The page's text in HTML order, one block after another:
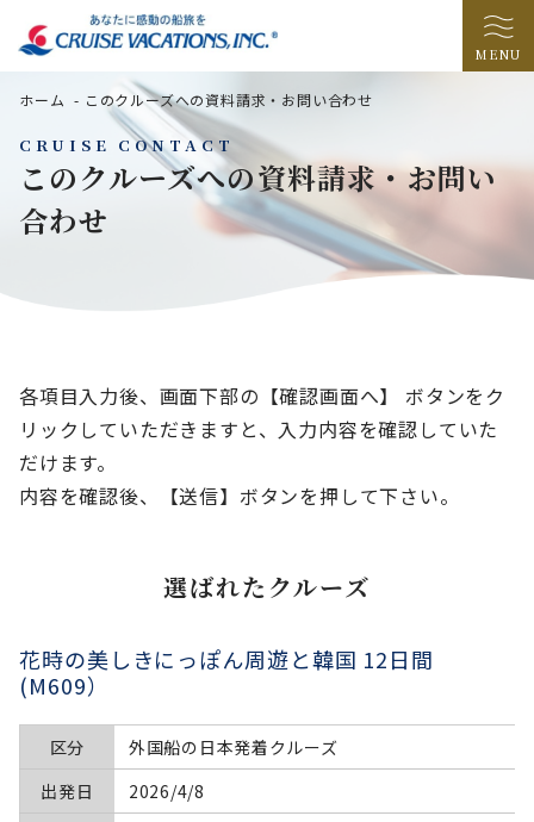
MENU
CRUISE CONTACT
このクルーズへの資料請求・お問い
合わせ
ホーム - このクルーズへの資料請求・お問い合わせ
各項目入力後、画面下部の【確認画面へ】 ボタンをク
リックしていただきますと、入力内容を確認していた
だけます。
内容を確認後、【送信】ボタンを押して下さい。
選ばれたクルーズ
花時の美しきにっぽん周遊と韓国 12日間
(M609）
区分
外国船の日本発着クルーズ
出発日
2026/4/8